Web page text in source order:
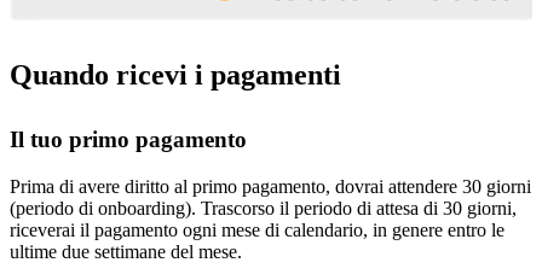
Quando ricevi i pagamenti
Il tuo primo pagamento
Prima di avere diritto al primo pagamento, dovrai attendere 30 giorni
(periodo di onboarding). Trascorso il periodo di attesa di 30 giorni,
riceverai il pagamento ogni mese di calendario, in genere entro le
ultime due settimane del mese.